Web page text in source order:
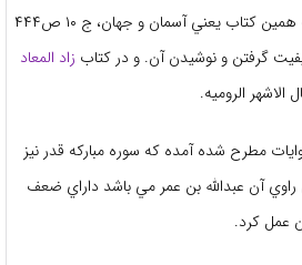
ج۶۳.ص ۴۷۶. باب ۳ و ترجمه همين كتاب يعني آسمان و جهان، ج ۱۰ ص۴۴۴
گرفتن و نوشيدن آن. و در كتاب زاد المعاد
مطرح شده آمده كه سوره مباركه قدر نيز
راوي آن عبدالله بن عمر مي باشد داراي ضعف
عمل كرد.